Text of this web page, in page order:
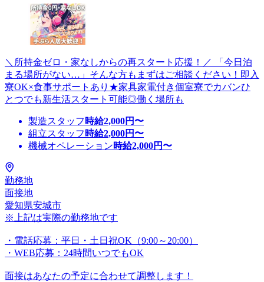
＼所持金ゼロ・家なしからの再スタート応援！／ 「今日泊
まる場所がない…」そんな方もまずはご相談ください！即入
寮OK×食事サポートあり★家具家電付き個室寮でカバンひ
とつでも新生活スタート可能◎働く場所も
製造スタッフ 時給2,000円〜
組立スタッフ 時給2,000円〜
機械オペレーション時給2,000円〜
勤務地
面接地
愛知県安城市
※上記は実際の勤務地です
・電話応募：平日・土日祝OK（9:00～20:00）
・WEB応募：24時間いつでもOK
面接はあなたの予定に合わせて調整します！